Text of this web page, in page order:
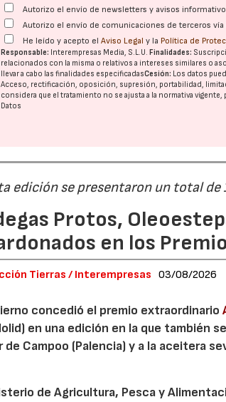
Autorizo el envío de newsletters y avisos
Autorizo el envío de comunicaciones de terceros
He leído y acepto elAviso Legal y la Política de
Responsable: Interempresas Media, S.L.U.Finalidades:
relacionados con la misma o relativos a intereses similares o
llevar a cabo las finalidades especificadasCesión: Los datos
Acceso, rectificación, oposición, supresión, portabilidad,
considera que el tratamiento no se ajusta a la normativa
Datos
edición se presentaron un total
Protos,
en los
Tierras / Interempresas 03/08/2026
concedió el premio extraordinario
en una edición en la que también
de Campoo (Palencia) y a la aceitera
de Agricultura, Pesca y